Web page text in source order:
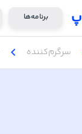
برنامه‌ها
سرگرم‌کننده chevron_left